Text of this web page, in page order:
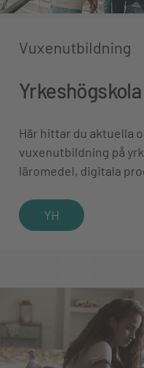
Vuxenutbildning
Yrkeshögskola
Här hittar du aktuella
vuxenutbildning på
läromedel, digitala
YH